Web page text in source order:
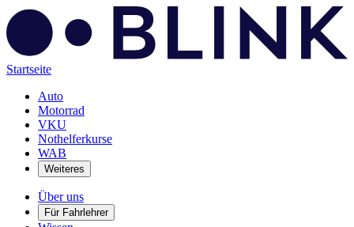
Startseite
Auto
Motorrad
VKU
Nothelferkurse
WAB
Weiteres
Über uns
Für Fahrlehrer